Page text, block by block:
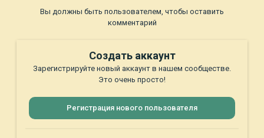
Вы должны быть пользователем, чтобы оставить
комментарий
Создать аккаунт
Зарегистрируйте новый аккаунт в нашем сообществе.
Это очень просто!
Регистрация нового пользователя